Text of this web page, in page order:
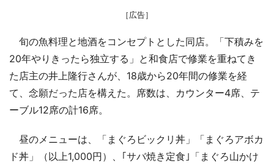
［広告］
旬の魚料理と地酒をコンセプトとした同店。「下積みを
20年やりきったら独立する」と和食店で修業を重ねてき
た店主の井上隆行さんが、18歳から20年間の修業を経
て、念願だった店を構えた。席数は、カウンター4席、テ
ーブル12席の計16席。
昼のメニューは、「まぐろビックリ丼」「まぐろアボカ
ド丼」（以上1,000円）、｢サバ焼き定食｣「まぐろ山かけ